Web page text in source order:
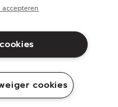
Cookies
©Babolat
cookies